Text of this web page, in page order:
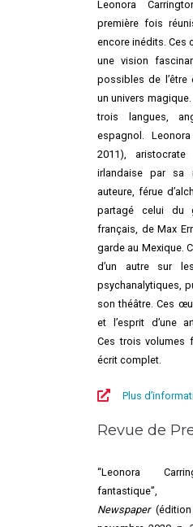
Leonora
première fois
encore inédits. Ces
une vision
possibles de
un univers
trois langues,
espagnol.
2011), aristocrate
irlandaise par sa
auteure, férue
partagé celui du
français, de Max
garde au Mexique.
d’un autre sur
psychanalytiques,
son théâtre. Ces
et l’esprit d’une
Ces trois volumes
écrit complet.
Plus
Revue de
“Leonora
Newspaper